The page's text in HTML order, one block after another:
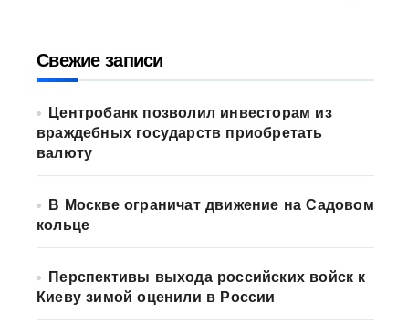
Свежие записи
Центробанк позволил инвесторам из
враждебных государств приобретать
валюту
В Москве ограничат движение на Садовом
кольце
Перспективы выхода российских войск к
Киеву зимой оценили в России